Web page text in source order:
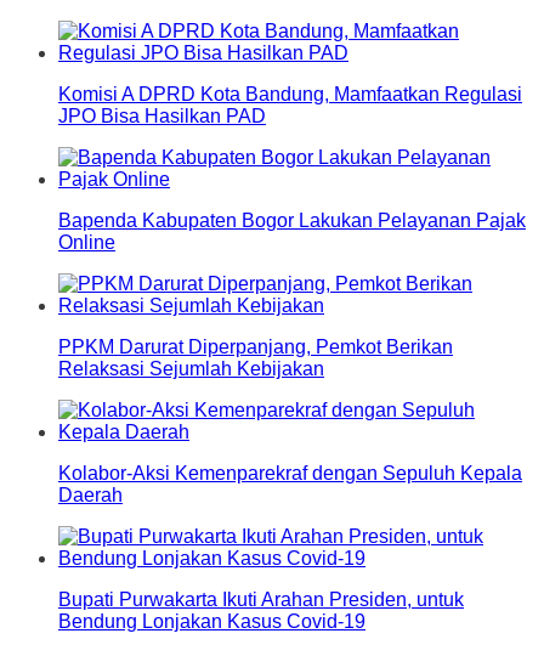
Komisi A DPRD Kota Bandung, Mamfaatkan Regulasi
JPO Bisa Hasilkan PAD
Bapenda Kabupaten Bogor Lakukan Pelayanan Pajak
Online
PPKM Darurat Diperpanjang, Pemkot Berikan
Relaksasi Sejumlah Kebijakan
Kolabor-Aksi Kemenparekraf dengan Sepuluh Kepala
Daerah
Bupati Purwakarta Ikuti Arahan Presiden, untuk
Bendung Lonjakan Kasus Covid-19